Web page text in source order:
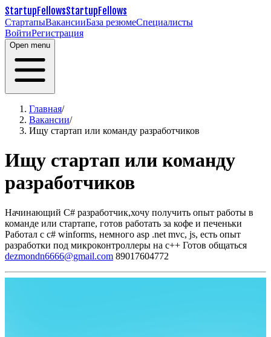
StartupFellowsStartupFellows
СтартапыВакансииБаза резюмеСпециалисты
ВойтиРегистрация
Open menu
Главная/
Вакансии/
Ищу стартап или команду разработчиков
Ищу стартап или команду
разработчиков
Начинающий C# разработчик,хочу получить опыт работы в
команде или стартапе, готов работать за кофе и печеньки
Работал с c# winforms, немного asp .net mvc, js, есть опыт
разработки под микроконтроллеры на c++ Готов общаться
dezmondn6666@gmail.com 89017604772